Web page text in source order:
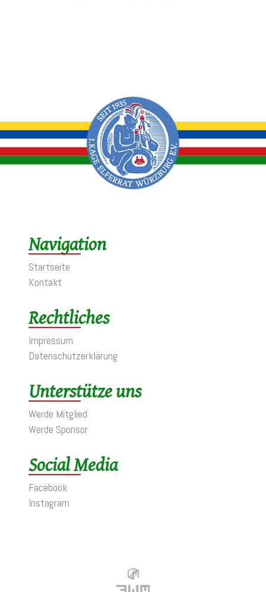
Navigation
Startseite
Kontakt
Rechtliches
Impressum
Datenschutzerklärung
Unterstütze uns
Werde Mitglied
Werde Sponsor
Social Media
Facebook
Instagram